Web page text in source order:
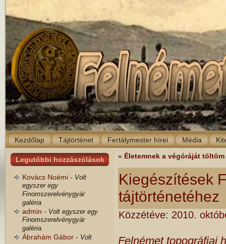
Kezdőlap Tájtörténet Fertálymester hírei Média
Legutóbbi hozzászólások
Kovács Noémi - Volt
egyszer egy
Finomszerelvénygyár
galéria
admin - Volt egyszer egy
Finomszerelvénygyár
galéria
Ábrahám Gábor - Volt
« Életemnek a végóráját
Kiegészítések
tájtörténetéhez
Közzétéve: 2010.
Felnémet topográfiai